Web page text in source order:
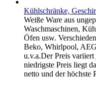
Kühlschränke,
Weiße Ware aus
Waschmaschinen,
Öfen usw.
Beko, Whirlpool,
u.v.a.Der Preis
niedrigste Preis liegt
netto und der höchste